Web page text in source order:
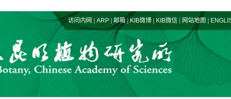
访问内网 | ARP | 邮箱|KIB微博 | KIB微信 | 网站地图 |